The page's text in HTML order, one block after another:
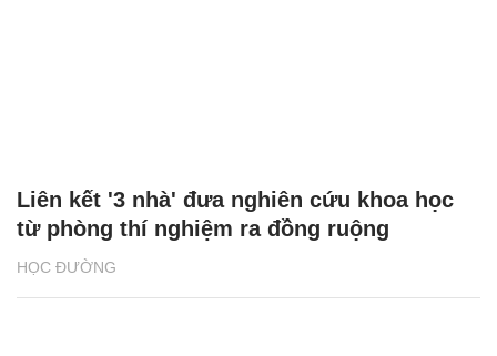
HỌC ĐƯỜNG
Liên kết '3 nhà' đưa nghiên cứu khoa học
từ phòng thí nghiệm ra đồng ruộng